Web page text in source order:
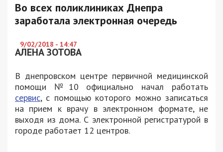
Во всех поликлиниках Днепра
заработала электронная очередь
9/02/2018 - 14:47
АЛЕНА ЗОТОВА
В днепровском центре первичной медицинской
помощи №10 официально начал работать
сервис, с помощью которого можно записаться
на прием к врачу в электронном формате, не
выходя из дома. С электронной регистратурой в
городе работает 12 центров.